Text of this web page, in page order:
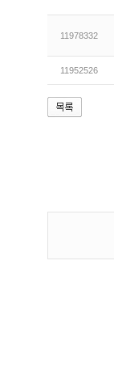
11978332
11952526